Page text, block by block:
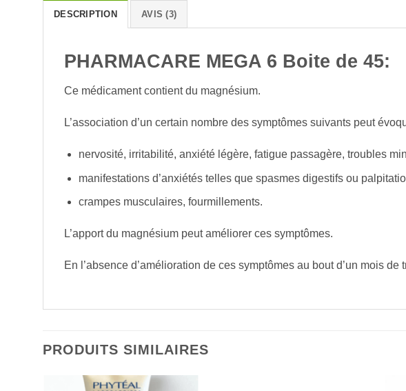
DESCRIPTION AVIS (3)
PHARMACARE MEGA 6 Boite de 45:
Ce médicament contient du magnésium.
L’association d’un certain nombre des symptômes suivants peut
nervosité, irritabilité, anxiété légère, fatigue passagère, troubles
manifestations d’anxiétés telles que spasmes digestifs ou
crampes musculaires, fourmillements.
L’apport du magnésium peut améliorer ces symptômes.
En l’absence d’amélioration de ces symptômes au bout d’un mois
PRODUITS SIMILAIRES